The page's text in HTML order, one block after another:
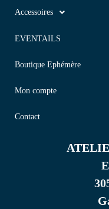
Accessoires
EVENTAILS
Boutique Ephémère
Mon compte
Contact